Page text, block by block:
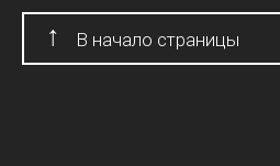
↑ В начало страницы